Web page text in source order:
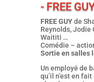
- FREE
FREE GUYde
Reynolds, Jodie
Waititi …
Comédie –
Sortie en salles
Un employé de
qu’il n’est en